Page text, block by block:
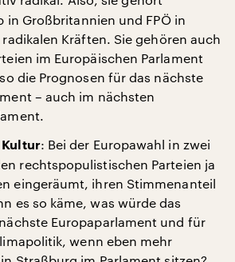
in Großbritannien und FPÖ in
Kräften. Sie gehören auch
im Europäischen Parlament
die Prognosen für das nächste
– auch im nächsten
Kultur: Bei der Europawahl in zwei
rechtspopulistischen Parteien ja
eingeräumt, ihren Stimmenanteil
es so käme, was würde das
Europaparlament und für
wenn eben mehr